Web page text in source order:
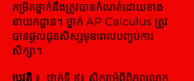
កម្រិតថ្នាក់នឹងត្រូវបានកំណត់ដោយខាង
នាយកដ្ឋាន។ ថ្នាក់ AP Calculus ត្រូវ
បានផ្តល់ជូនសិស្សមុនពេលបញ្ចប់ការ
សិក្សា។
ប្រវត្តិ ៖ ថ្នាក់ទី ៩៖ សិក្សាអំពីពិភពលោក